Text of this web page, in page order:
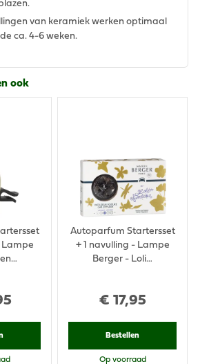
van keramiek werken optimaal
ca. 4-6 weken.
ook
Lampe
€ 17,95
Autoparfum Startersset
+ 1 navulling - Lampe
Berger - Loli…
Bestellen
Op voorraad